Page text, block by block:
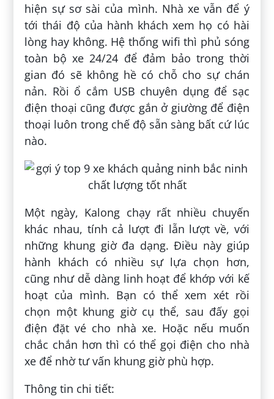
hiện sự sơ sài của mình. Nhà xe vẫn để ý
tới thái độ của hành khách xem họ có hài
lòng hay không. Hệ thống wifi thì phủ sóng
toàn bộ xe 24/24 để đảm bảo trong thời
gian đó sẽ không hề có chỗ cho sự chán
nản. Rồi ổ cắm USB chuyên dụng để sạc
điện thoại cũng được gắn ở giường để điện
thoại luôn trong chế độ sẵn sàng bất cứ lúc
nào.
Một ngày, Kalong chạy rất nhiều chuyến
khác nhau, tính cả lượt đi lẫn lượt về, với
những khung giờ đa dạng. Điều này giúp
hành khách có nhiều sự lựa chọn hơn,
cũng như dễ dàng linh hoạt để khớp với kế
hoạt của mình. Bạn có thể xem xét rồi
chọn một khung giờ cụ thể, sau đấy gọi
điện đặt vé cho nhà xe. Hoặc nếu muốn
chắc chắn hơn thì có thể gọi điện cho nhà
xe để nhờ tư vấn khung giờ phù hợp.
Thông tin chi tiết: